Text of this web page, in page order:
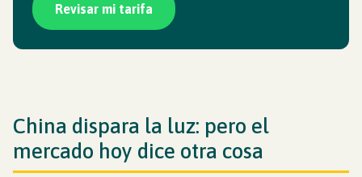
Revisar mi tarifa
China dispara la luz: pero el
mercado hoy dice otra cosa